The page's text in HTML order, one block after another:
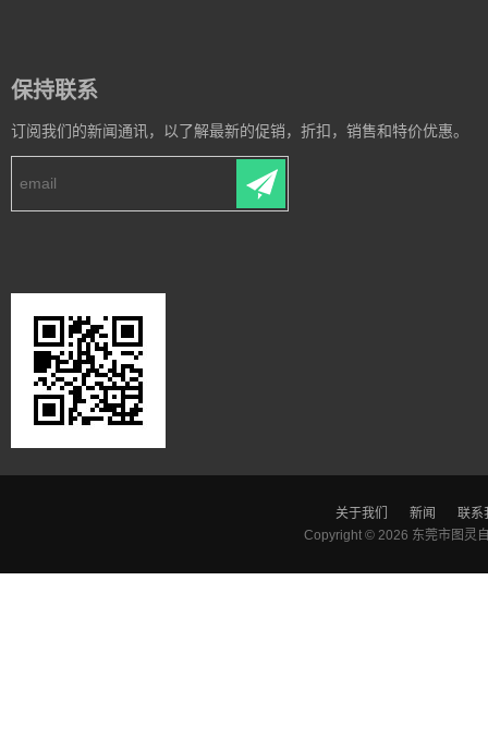
保持联系
订阅我们的新闻通讯，以了解最新的促销，折扣，销售和特价优惠。
关于我们 新闻
联系
Copyright © 2026 东莞市图灵